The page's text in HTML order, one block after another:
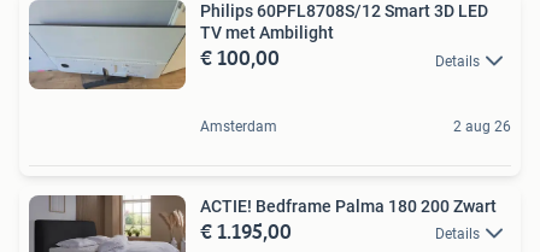
Philips 60PFL8708S/12 Smart 3D LED
TV met Ambilight
€ 100,00 Details
Amsterdam 2 aug 26
ACTIE! Bedframe Palma 180 200 Zwart
€ 1.195,00 Details